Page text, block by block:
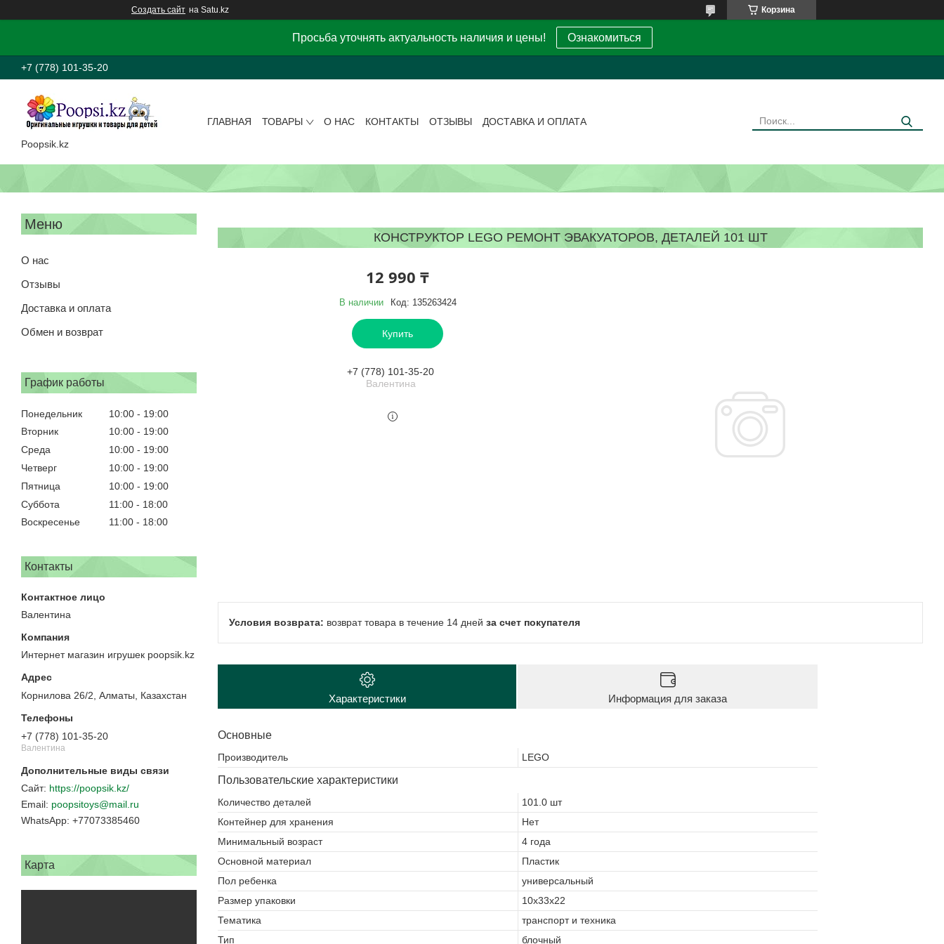
Создать сайт на Satu.kz Корзина
Просьба уточнять актуальность наличия и цены! Ознакомиться
+7 (778) 101-35-20
Poopsik.kz
ГЛАВНАЯ ТОВАРЫ О НАС КОНТАКТЫ ОТЗЫВЫ ДОСТАВКА И ОПЛАТА
О нас
Отзывы
Доставка и оплата
Обмен и возврат
График работы
Понедельник 10:00
19:00
Вторник
10:00
19:00
Среда
10:00
19:00
Четверг
10:00
19:00
Пятница
10:00
19:00
Суббота
11:00
18:00
Воскресенье
11:00 18:00
Контакты
Валентина
Интернет магазин игрушек poopsik.kz
Корнилова 26/2, Алматы, Казахстан
+7 (778) 101-35-20
Валентина
https://poopsik.kz/
poopsitoys@mail.ru
+77073385460
Карта
КОНСТРУКТОР LEGO РЕМОНТ ЭВАКУАТОРОВ, ДЕТАЛЕЙ 101 ШТ
12 990 ₸
В наличии Код: 135263424
Купить
+7 (778) 101-35-20
Валентина
возврат товара в течение 14 дней за счет покупателя
Характеристики Информация для заказа
Основные
Производитель LEGO
Пользовательские характеристики
Количество деталей
101.0 шт
Контейнер для хранения
Нет
Минимальный возраст
4 года
Основной материал
Пластик
Пол ребенка
универсальный
Размер упаковки
10х33х22
Тематика
транспорт и техника
Тип
блочный